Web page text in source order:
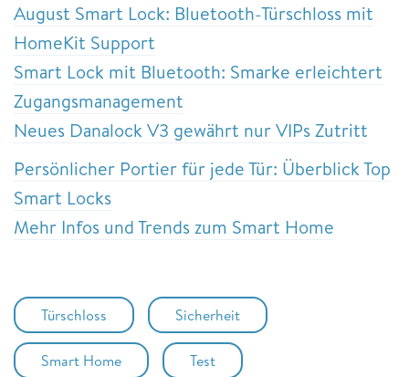
August Smart Lock: Bluetooth-Türschloss mit
HomeKit Support
Smart Lock mit Bluetooth: Smarke erleichtert
Zugangsmanagement
Neues Danalock V3 gewährt nur VIPs Zutritt
Persönlicher Portier für jede Tür: Überblick Top
Smart Locks
Mehr Infos und Trends zum Smart Home
Türschloss Sicherheit
Smart Home Test